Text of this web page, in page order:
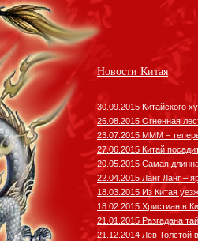
Новости Китая
30.09.2015 Китайского
26.08.2015 Огненная
23.07.2015 МММ –
27.06.2015 Китай
20.05.2015 Самая
22.04.2015 Ланг Ланг –
18.03.2015 Из Китая
18.02.2015 Христиан в
21.01.2015 Разгадана
21.12.2014 Лев Толстой